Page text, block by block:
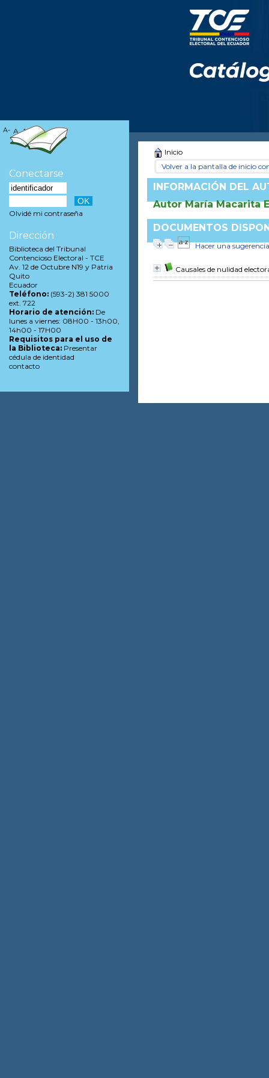
Inicio
Volver a la pantalla de inicio
INFORMACIÓN DEL
Autor María Macarita
DOCUMENTOS
Hacer una sugerencia
Causales de nulidad
A- A A+
Conectarse
Olvidé mi contraseña
Dirección
Biblioteca del Tribunal
Contencioso Electoral - TCE
Av. 12 de Octubre N19 y Patria
Quito
Ecuador
Teléfono: (593-2) 381 5000
ext. 722
Horario de atención: De
lunes a viernes: 08H00 - 13h00,
14h00 - 17H00
Requisitos para el uso de
la Biblioteca: Presentar
cédula de identidad
contacto